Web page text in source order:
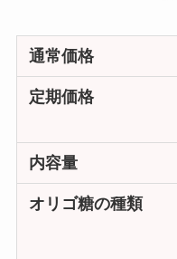
通常価格
定期価格
内容量
オリゴ糖の種類